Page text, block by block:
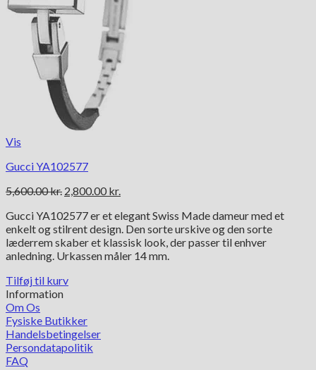
Vis
Gucci YA102577
5,600.00kr. Den
pris
var:
5,600.00 kr..
2,800.00 kr.
pris
er:
2,800.00 kr..
Gucci YA102577 er et elegant Swiss Made dameur med et
enkelt og stilrent design. Den sorte urskive og den sorte
læderrem skaber et klassisk look, der passer til enhver
anledning. Urkassen måler 14 mm.
Tilføj til kurv
Information
Om Os
Fysiske Butikker
Handelsbetingelser
Persondatapolitik
FAQ